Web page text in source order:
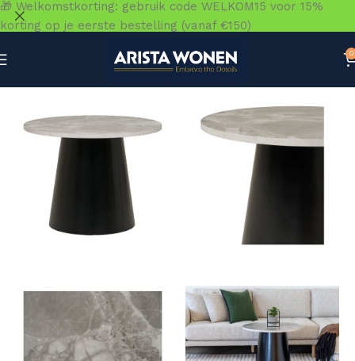
0
🎁 Welkomstkorting: gebruik code WELKOM15 voor 15%
korting op je eerste bestelling (vanaf €150)